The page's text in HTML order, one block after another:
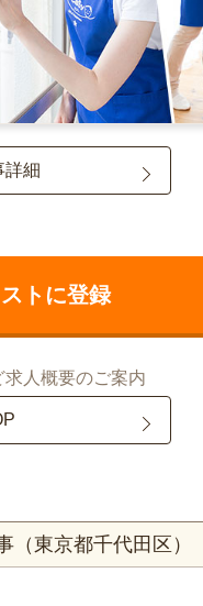
詳細
トに登録
人概要のご案内
東京都千代田区）